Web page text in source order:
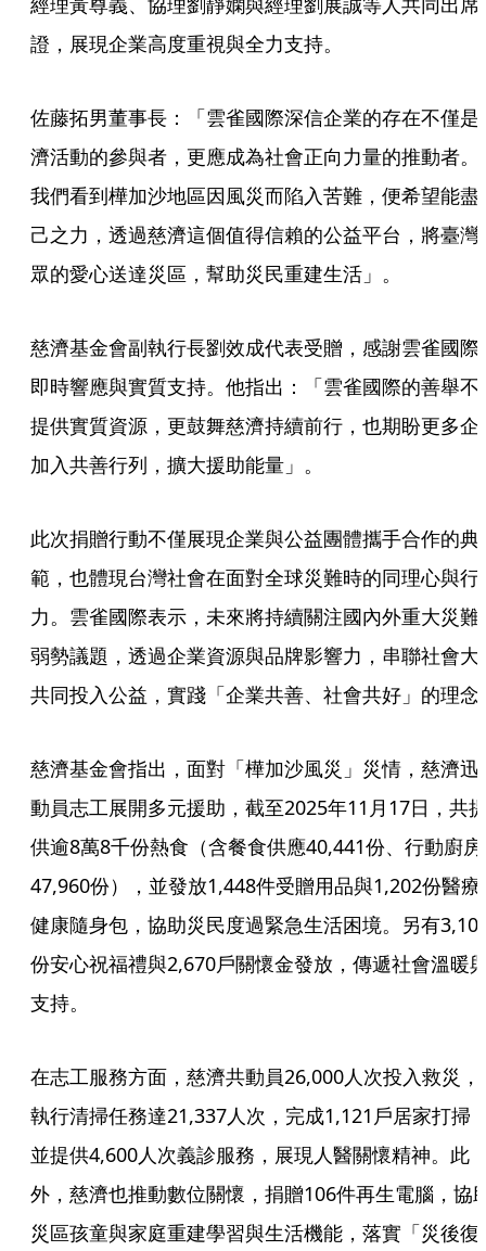
證，展現企業高度重視與全力支持。
佐藤拓男董事長：「雲雀國際深信企業的存在不僅是
濟活動的參與者，更應成為社會正向力量的推動者。
我們看到樺加沙地區因風災而陷入苦難，便希望能盡
己之力，透過慈濟這個值得信賴的公益平台，將臺灣
眾的愛心送達災區，幫助災民重建生活」。
慈濟基金會副執行長劉效成代表受贈，感謝雲雀國際
即時響應與實質支持。他指出：「雲雀國際的善舉不
提供實質資源，更鼓舞慈濟持續前行，也期盼更多企
加入共善行列，擴大援助能量」。
此次捐贈行動不僅展現企業與公益團體攜手合作的典
範，也體現台灣社會在面對全球災難時的同理心與行
力。雲雀國際表示，未來將持續關注國內外重大災難
弱勢議題，透過企業資源與品牌影響力，串聯社會大
共同投入公益，實踐「企業共善、社會共好」的理念
慈濟基金會指出，面對「樺加沙風災」災情，慈濟迅
動員志工展開多元援助，截至2025年11月17日，共
供逾8萬8千份熱食（含餐食供應40,441份、行動廚房
47,960份），並發放1,448件受贈用品與1,202份醫療
健康隨身包，協助災民度過緊急生活困境。另有
份安心祝福禮與2,670戶關懷金發放，傳遞社會溫暖
支持。
在志工服務方面，慈濟共動員26,000人次投入救災，
執行清掃任務達21,337人次，完成1,121戶居家打掃
並提供4,600人次義診服務，展現人醫關懷精神。此
外，慈濟也推動數位關懷，捐贈106件再生電腦，協
災區孩童與家庭重建學習與生活機能，落實「災後復